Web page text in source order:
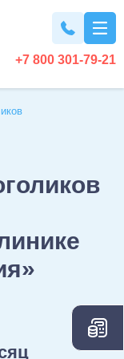
+7 800 301-79-21